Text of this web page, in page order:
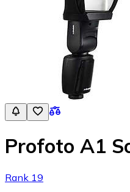
Profoto A1
Rank 19